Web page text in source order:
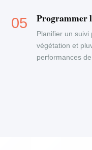
Programmer
Planifier un suivi
végétation et
performances